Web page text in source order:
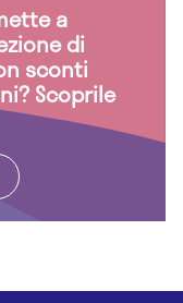
a
di
sconti
Scoprile